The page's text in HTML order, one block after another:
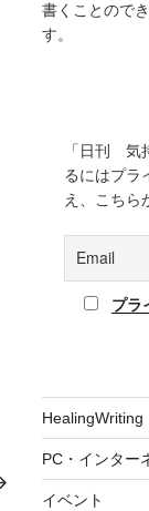
書くことので
す。
「日刊 気
るにはプラ
え、こちら
プラ
HealingWriting
PC・インター
イベント